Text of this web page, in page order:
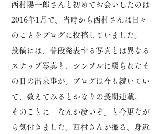
西村陽一郎さんと初めてお会いしたのは
2016年1月で、当時から西村さんは日々
のことをブログに投稿していました。
投稿には、普段発表する写真とは異なる
スナップ写真と、シンプルに綴られたそ
の日の出来事が。
ブログは今も続いてい
て、数えてみるとかなりの長期連載。
そのことに「なんか凄いぞ」と今更なが
ら気付きました。 西村さんが撮る、身近